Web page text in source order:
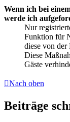
Wenn ich bei
werde ich
Nur
Funktion für
diese von
Diese
Gäste
Nach oben
Beiträge